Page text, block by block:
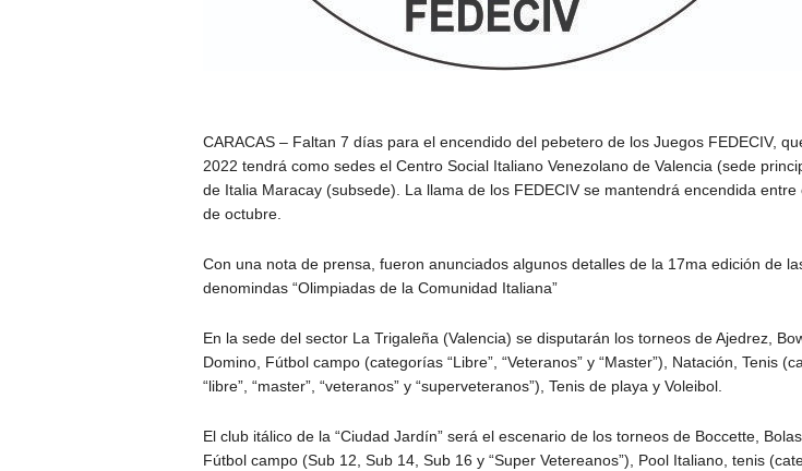
CARACAS – Faltan 7 días para el encendido del pebetero de los Juegos FEDECIV,
2022 tendrá como sedes el Centro Social Italiano Venezolano de Valencia (sede
de Italia Maracay (subsede). La llama de los FEDECIV se mantendrá encendida entre
de octubre.
Con una nota de prensa, fueron anunciados algunos detalles de la 17ma edición de
denomindas “Olimpiadas de la Comunidad Italiana”
En la sede del sector La Trigaleña (Valencia) se disputarán los torneos de Ajedrez,
Domino, Fútbol campo (categorías “Libre”, “Veteranos” y “Master”), Natación, Tenis
“libre”, “master”, “veteranos” y “superveteranos”), Tenis de playa y Voleibol.
El club itálico de la “Ciudad Jardín” será el escenario de los torneos de Boccette,
Fútbol campo (Sub 12, Sub 14, Sub 16 y “Super Vetereanos”), Pool Italiano, tenis